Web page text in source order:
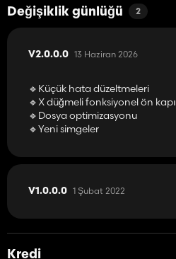
Değişiklik günlüğü 2
V2.0.0.0 13 Haziran 2026
🔹Küçük hata düzeltmeleri
🔹X düğmeli fonksiyonel ön kapı
🔹Dosya optimizasyonu
🔹Yeni simgeler
V1.0.0.0 1 Şubat 2022
Kredi